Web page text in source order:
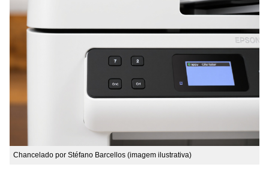
Chancelado por Stéfano Barcellos (imagem ilustrativa)